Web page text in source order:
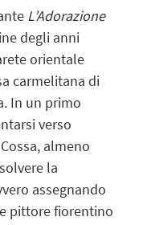
L’Adorazione
degli anni
orientale
carmelitana di
In un primo
verso
almeno
la
assegnando
pittore fiorentino